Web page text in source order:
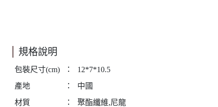
規格說明
包裝尺寸(cm) ：
12*7*10.5
產地
：
中國
材質
：
聚酯纖維,尼龍